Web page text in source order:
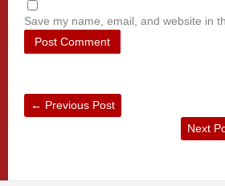
Save my name, email, and website in
← Previous Post
Next